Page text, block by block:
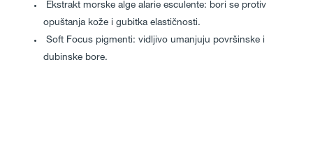
Ekstrakt morske alge alarie esculente: bori se protiv
opuštanja kože i gubitka elastičnosti.
Soft Focus pigmenti: vidljivo umanjuju površinske i
dubinske bore.